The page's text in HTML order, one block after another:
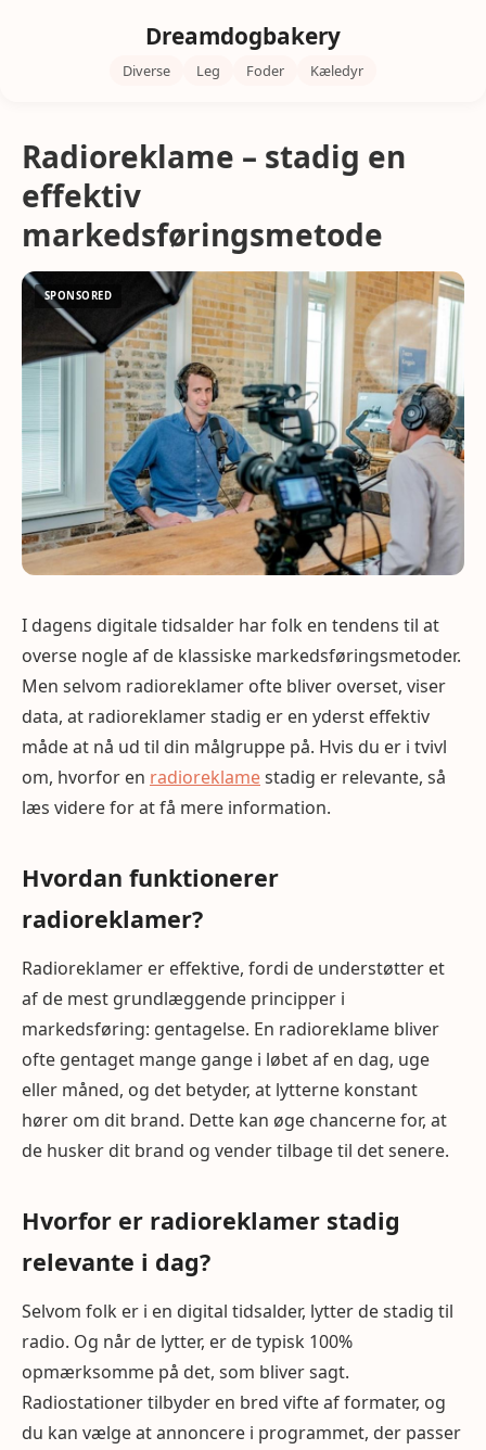
Dreamdogbakery
Diverse Leg Foder Kæledyr
Radioreklame – stadig en
effektiv
markedsføringsmetode
I dagens digitale tidsalder har folk en tendens til at
overse nogle af de klassiske markedsføringsmetoder.
Men selvom radioreklamer ofte bliver overset, viser
data, at radioreklamer stadig er en yderst effektiv
måde at nå ud til din målgruppe på. Hvis du er i tvivl
om, hvorfor en radioreklamestadig er relevante, så
læs videre for at få mere information.
Hvordan funktionerer
radioreklamer?
Radioreklamer er effektive, fordi de understøtter et
af de mest grundlæggende principper i
markedsføring: gentagelse. En radioreklame bliver
ofte gentaget mange gange i løbet af en dag, uge
eller måned, og det betyder, at lytterne konstant
hører om dit brand. Dette kan øge chancerne for, at
de husker dit brand og vender tilbage til det senere.
Hvorfor er radioreklamer stadig
relevante i dag?
Selvom folk er i en digital tidsalder, lytter de stadig til
radio. Og når de lytter, er de typisk 100%
opmærksomme på det, som bliver sagt.
Radiostationer tilbyder en bred vifte af formater, og
du kan vælge at annoncere i programmet, der passer